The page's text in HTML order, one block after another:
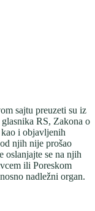
sajtu preuzeti su iz
RS, Zakona o
i objavljenih
njih nije prošao
oslanjajte se na njih
ili Poreskom
nadležni organ.